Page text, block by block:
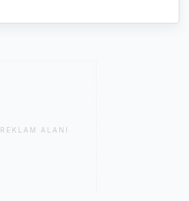
REKLAM ALANI